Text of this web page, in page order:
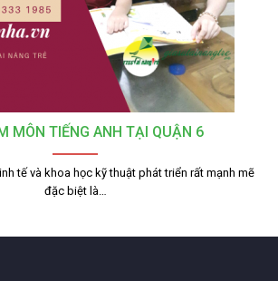
MÔN TIẾNG ANH TẠI QUẬN 6
tế và khoa học kỹ thuật phát triển rất mạnh mẽ
đặc biệt là…